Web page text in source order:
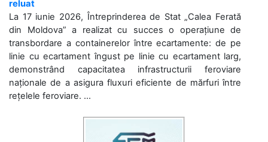
reluat
La 17 iunie 2026, Întreprinderea de Stat „Calea Ferată
din Moldova” a realizat cu succes o operațiune de
transbordare a containerelor între ecartamente: de pe
linie cu ecartament îngust pe linie cu ecartament larg,
demonstrând capacitatea infrastructurii feroviare
naționale de a asigura fluxuri eficiente de mărfuri între
rețelele feroviare. ...